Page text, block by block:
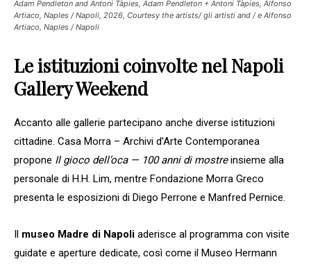
Adam Pendleton and Antoni Tàpies, Adam Pendleton + Antoni Tàpies, Alfonso
Artiaco, Naples / Napoli, 2026, Courtesy the artists/ gli artisti and / e Alfonso
Artiaco, Naples / Napoli
Le istituzioni coinvolte nel Napoli
Gallery Weekend
Accanto alle gallerie partecipano anche diverse istituzioni
cittadine. Casa Morra – Archivi d’Arte Contemporanea
propone Il gioco dell’oca — 100 anni di mostreinsieme alla
personale di H.H. Lim, mentre Fondazione Morra Greco
presenta le esposizioni di Diego Perrone e Manfred Pernice.
Il museo Madre di Napoli aderisce al programma con visite
guidate e aperture dedicate, così come il Museo Hermann